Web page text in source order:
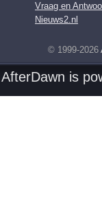
Vraag en
Nieuws2.nl
© 1999-2026
AfterDawn is